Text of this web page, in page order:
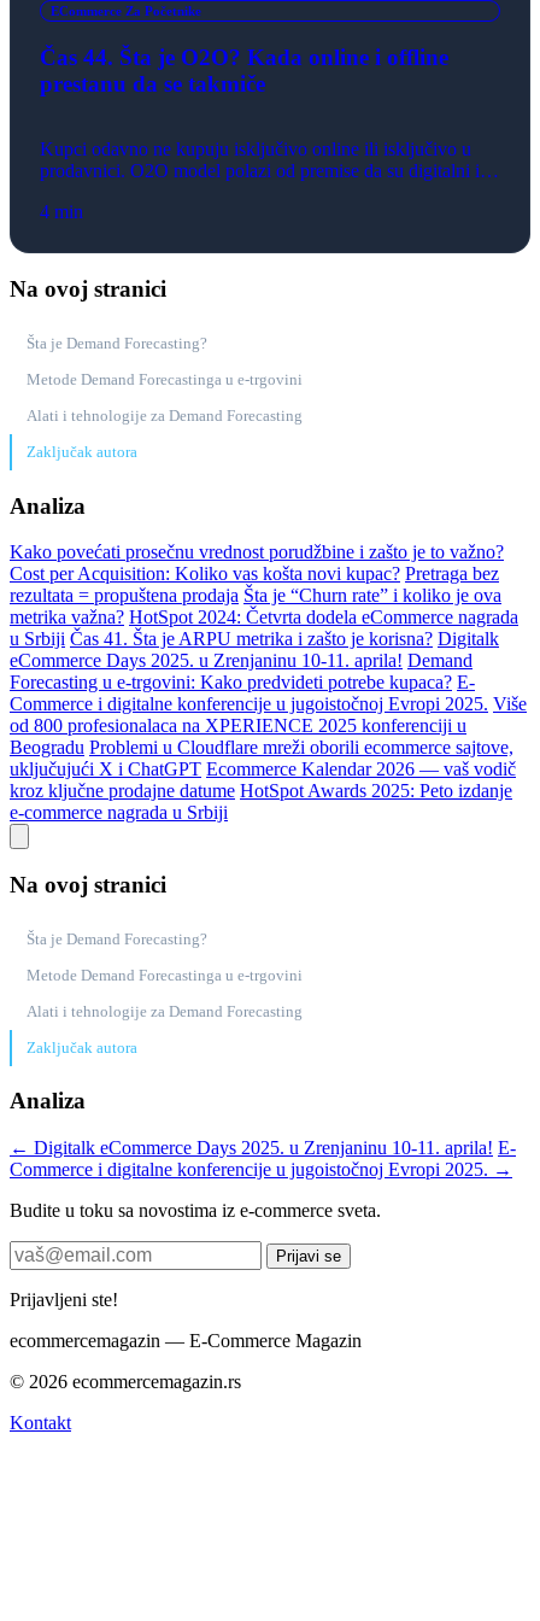
ECommerce Za Početnike
Čas 44. Šta je O2O? Kada online i offline
prestanu da se takmiče
Kupci odavno ne kupuju isključivo online ili isključivo u
prodavnici. O2O model polazi od premise da su digitalni i
kako to izgleda u praksi.
4 min
Na ovoj stranici
Šta je Demand Forecasting?
Metode Demand Forecastinga u e-trgovini
Alati i tehnologije za Demand Forecasting
Zaključak autora
Analiza
Kako povećati prosečnu vrednost porudžbine i zašto je to važno?
Cost per Acquisition: Koliko vas košta novi kupac? Pretraga bez
rezultata = propuštena prodaja Šta je “Churn rate” i koliko je ova
metrika važna? HotSpot 2024: Četvrta dodela eCommerce nagrada
u Srbiji Čas 41. Šta je ARPU metrika i zašto je korisna? Digitalk
eCommerce Days 2025. u Zrenjaninu 10-11. aprila! Demand
Forecasting u e-trgovini: Kako predvideti potrebe kupaca? E-
Commerce i digitalne konferencije u jugoistočnoj Evropi 2025. Više
od 800 profesionalaca na XPERIENCE 2025 konferenciji u
Beogradu Problemi u Cloudflare mreži oborili ecommerce sajtove,
uključujući X i ChatGPT Ecommerce Kalendar 2026 — vaš vodič
kroz ključne prodajne datume HotSpot Awards 2025: Peto izdanje
e-commerce nagrada u Srbiji
Na ovoj stranici
Šta je Demand Forecasting?
Metode Demand Forecastinga u e-trgovini
Alati i tehnologije za Demand Forecasting
Zaključak autora
Analiza
← Digitalk eCommerce Days 2025. u Zrenjaninu 10-11. aprila! E-
Commerce i digitalne konferencije u jugoistočnoj Evropi 2025. →
Budite u toku sa novostima iz e-commerce sveta.
Prijavi se
Prijavljeni ste!
ecommercemagazin — E-Commerce Magazin
© 2026 ecommercemagazin.rs
Kontakt